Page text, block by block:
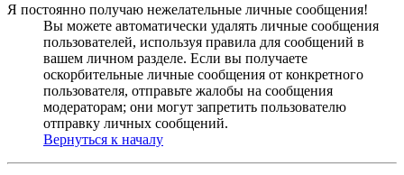
Я постоянно получаю нежелательные личные сообщения!
Вы можете автоматически удалять личные сообщения
пользователей, используя правила для сообщений в
вашем личном разделе. Если вы получаете
оскорбительные личные сообщения от конкретного
пользователя, отправьте жалобы на сообщения
модераторам; они могут запретить пользователю
отправку личных сообщений.
Вернуться к началу